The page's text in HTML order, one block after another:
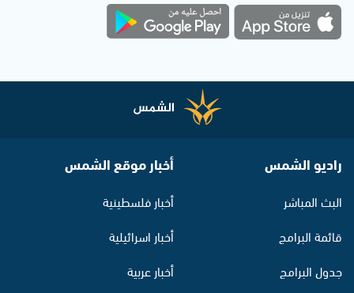
راديو الشمس
البث المباشر
قائمة البرامج
جدول البرامج
أخبار موقع الشمس
أخبار فلسطينية
أخبار اسرائيلية
أخبار عربية